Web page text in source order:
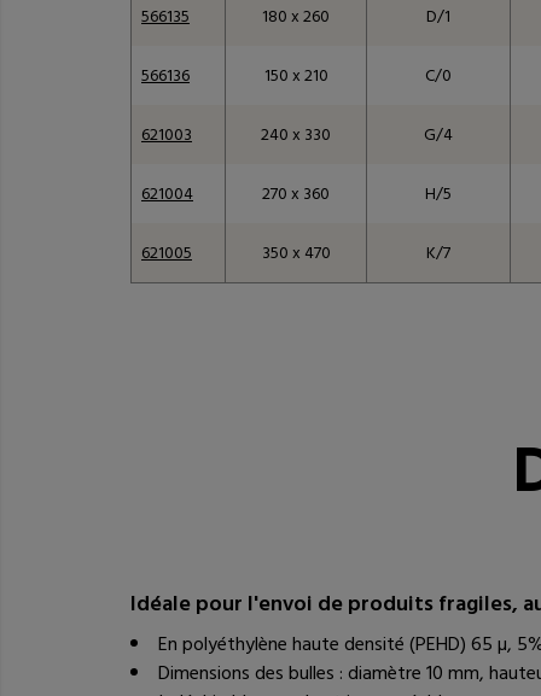
566135 180 x 260 D/1
566136 150 x 210 C/0
621003 240 x 330 G/4
621004 270 x 360 H/5
621005 350 x 470 K/7
Idéale pour l'envoi de produits fragiles,
En polyéthylène haute densité (PEHD) 65 µ,
Dimensions des bulles : diamètre 10 mm,